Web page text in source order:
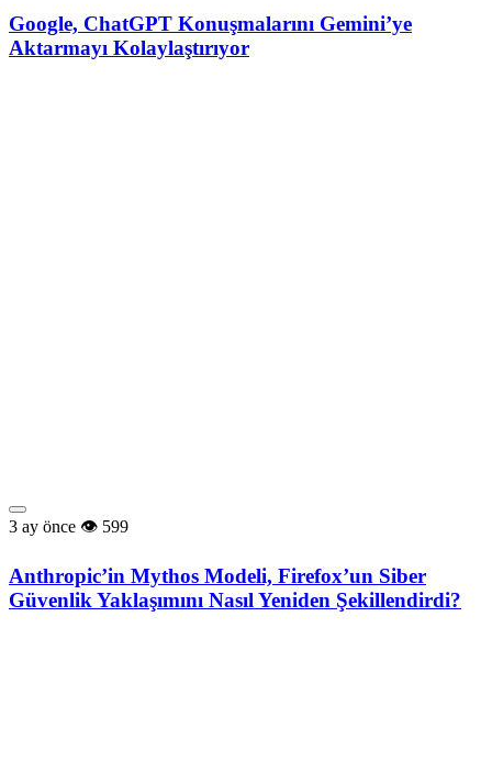
Google, ChatGPT Konuşmalarını Gemini’ye
Aktarmayı Kolaylaştırıyor
3 ay önce 599
Anthropic’in Mythos Modeli, Firefox’un Siber
Güvenlik Yaklaşımını Nasıl Yeniden Şekillendirdi?